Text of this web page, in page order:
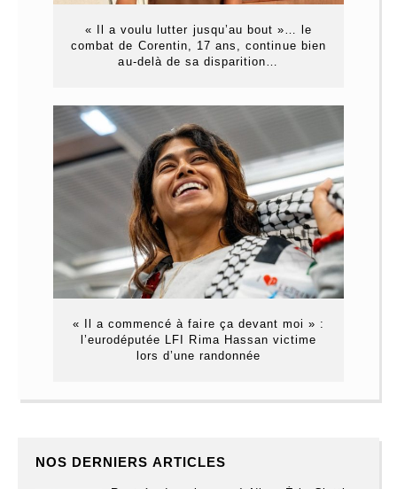
« Il a voulu lutter jusqu’au bout »… le
combat de Corentin, 17 ans, continue bien
au-delà de sa disparition…
« Il a commencé à faire ça devant moi » :
l’eurodéputée LFI Rima Hassan victime
lors d’une randonnée
NOS DERNIERS ARTICLES